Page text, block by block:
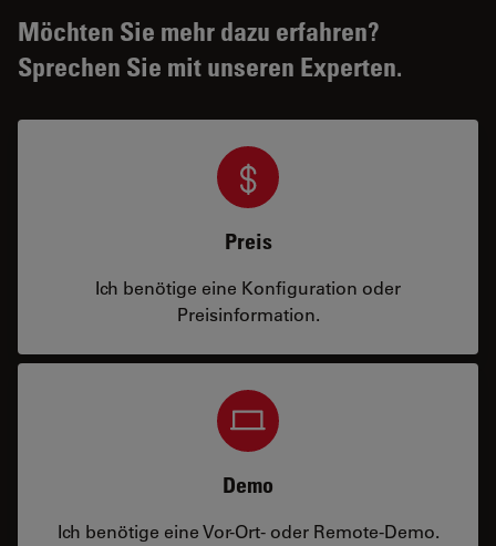
Möchten Sie mehr dazu erfahren?
Sprechen Sie mit unseren Experten.
Preis
Ich benötige eine Konfiguration oder
Preisinformation.
Demo
Ich benötige eine Vor-Ort- oder Remote-Demo.